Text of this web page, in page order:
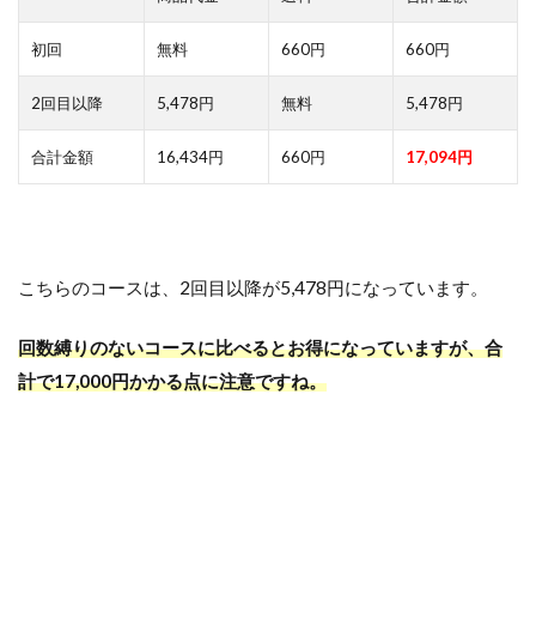
初回 無料 660円 660円
2回目以降 5,478円 無料 5,478円
合計金額 16,434円 660円 17,094円
こちらのコースは、2回目以降が5,478円になっています。
回数縛りのないコースに比べるとお得になっていますが、合
計で17,000円かかる点に注意ですね。